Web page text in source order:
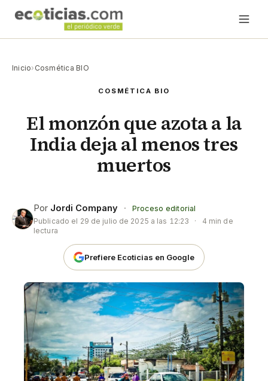
Inicio› Cosmética BIO
COSMÉTICA BIO
El monzón que azota a la
India deja al menos tres
muertos
Por Jordi Company ·
Proceso editorial
Publicado el 29 de julio de 2025 a las 12:23 ·
4 min de
lectura
Prefiere Ecoticias en Google